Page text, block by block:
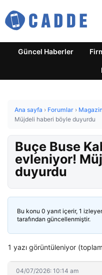
Güncel Haberler
Ana sayfa › Forumlar ›
Müjdeli haberi böyle duyurdu
Buçe Buse
evleniyor!
duyurdu
Bu konu 0 yanıt içerir, 1
tarafından güncellenmiştir.
1 yazı görüntüleniyor
04/07/2026: 10:14 am